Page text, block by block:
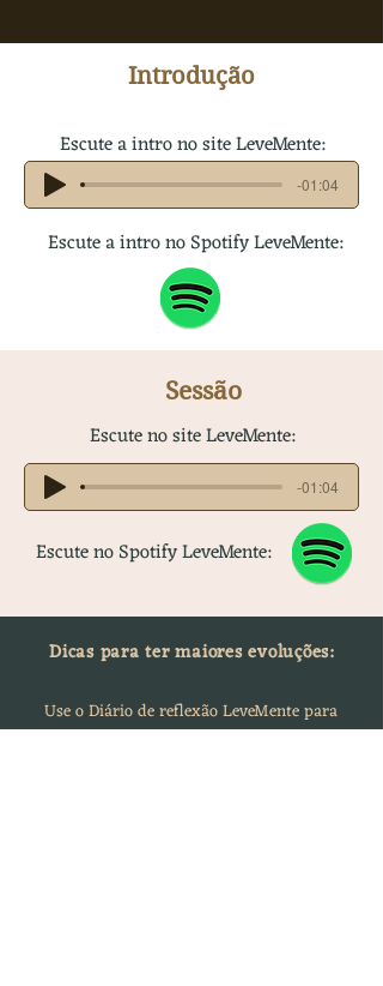
Introdução
Escute a intro no site LeveMente:
-01:04
Escute a intro no Spotify LeveMente:
Sessão
Escute no site LeveMente:
-01:04
Escute no Spotify LeveMente:
Dicas para ter maiores evoluções:
Use o Diário de reflexão LeveMente para